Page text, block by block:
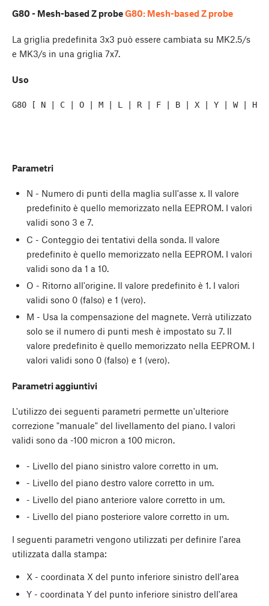
G80 - Mesh-based Z probeG80: Mesh-based Z probe
La griglia predefinita 3x3 può essere cambiata su MK2.5/s
e MK3/s in una griglia 7x7.
Uso
G80 [ N | C | O | M | L | R | F | B | X | Y | W | H ]
Parametri
N - Numero di punti della maglia sull'asse x. Il valore
predefinito è quello memorizzato nella EEPROM. I valori
validi sono 3 e 7.
C - Conteggio dei tentativi della sonda. Il valore
predefinito è quello memorizzato nella EEPROM. I valori
validi sono da 1 a 10.
O - Ritorno all'origine. Il valore predefinito è 1. I valori
validi sono 0 (falso) e 1 (vero).
M - Usa la compensazione del magnete. Verrà utilizzato
solo se il numero di punti mesh è impostato su 7. Il
valore predefinito è quello memorizzato nella EEPROM. I
valori validi sono 0 (falso) e 1 (vero).
Parametri aggiuntivi
L'utilizzo dei seguenti parametri permette un'ulteriore
correzione "manuale" del livellamento del piano. I valori
validi sono da -100 micron a 100 micron.
- Livello del piano sinistro valore corretto in um.
- Livello del piano destro valore corretto in um.
- Livello del piano anteriore valore corretto in um.
- Livello del piano posteriore valore corretto in um.
I seguenti parametri vengono utilizzati per definire l'area
utilizzata dalla stampa:
X - coordinata X del punto inferiore sinistro dell'area
Y - coordinata Y del punto inferiore sinistro dell'area